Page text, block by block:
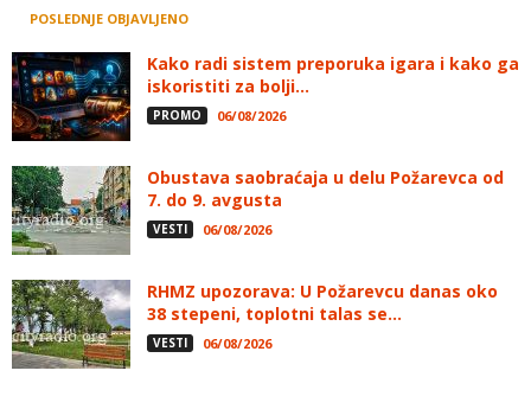
POSLEDNJE OBJAVLJENO
Kako radi sistem preporuka igara i kako ga
iskoristiti za bolji...
PROMO 06/08/2026
Obustava saobraćaja u delu Požarevca od
7. do 9. avgusta
VESTI 06/08/2026
RHMZ upozorava: U Požarevcu danas oko
38 stepeni, toplotni talas se...
VESTI 06/08/2026